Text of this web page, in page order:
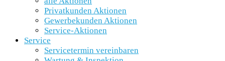
Privatkunden Aktionen
Gewerbekunden Aktionen
Service-Aktionen
Service
Servicetermin vereinbaren